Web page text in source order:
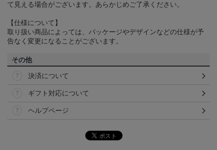
て見える場合がございます。あらかじめご了承ください。
【仕様について】
取り扱い商品によっては、パッケージやデザインなどの仕様が予
告なく変更になることがございます。
その他
決済について
ギフト対応について
ヘルプページ